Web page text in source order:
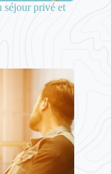
séjour privé et